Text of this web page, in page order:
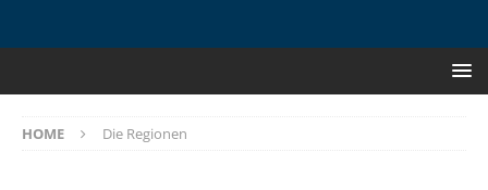
HOME Die Regionen